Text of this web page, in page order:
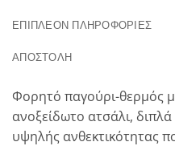
ΕΠΙΠΛΈΟΝ ΠΛΗΡΟΦΟΡΊΕΣ
ΑΠΟΣΤΟΛΗ
Φορητό παγούρι-θερμός
ανοξείδωτο ατσάλι,
υψηλής ανθεκτικότητας